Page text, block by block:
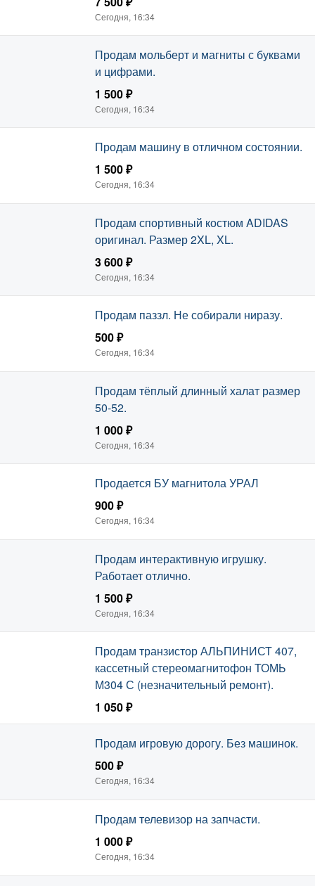
Сегодня, 16:34
Продам мольберт и магниты с буквами
и цифрами.
1 500 ₽
Сегодня, 16:34
Продам машину в отличном состоянии.
1 500 ₽
Сегодня, 16:34
Продам спортивный костюм ADIDAS
оригинал. Размер 2XL, XL.
3 600 ₽
Сегодня, 16:34
Продам паззл. Не собирали ниразу.
500 ₽
Сегодня, 16:34
Продам тёплый длинный халат размер
50-52.
1 000 ₽
Сегодня, 16:34
Продается БУ магнитола УРАЛ
900 ₽
Сегодня, 16:34
Продам интерактивную игрушку.
Работает отлично.
1 500 ₽
Сегодня, 16:34
Продам транзистор АЛЬПИНИСТ 407,
кассетный стереомагнитофон ТОМЬ
М304 С (незначительный ремонт).
1 050 ₽
Сегодня, 16:34
Продам игровую дорогу. Без машинок.
500 ₽
Сегодня, 16:34
Продам телевизор на запчасти.
1 000 ₽
Сегодня, 16:34